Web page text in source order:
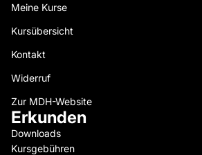
Meine Kurse
Kursübersicht
Kontakt
Widerruf
Zur MDH-Website
Erkunden
Downloads
Kursgebühren